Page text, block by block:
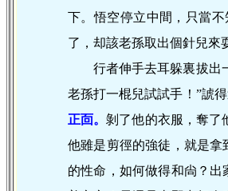
下。悟空停立中間，只當
了，却該老孫取出個針兒來
行者伸手去耳躲裏拔出
老孫打一棍兒試試手！”諕
正靣。剝了他的衣服，奪了
他雖是剪徑的強徒，就是
的性命，如何做得和尙？